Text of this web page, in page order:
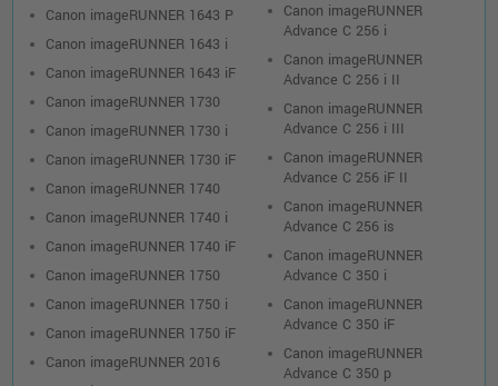
Canon imageRUNNER 1643 P
Canon imageRUNNER 1643 i
Canon imageRUNNER 1643 iF
Canon imageRUNNER 1730
Canon imageRUNNER 1730 i
Canon imageRUNNER 1730 iF
Canon imageRUNNER 1740
Canon imageRUNNER 1740 i
Canon imageRUNNER 1740 iF
Canon imageRUNNER 1750
Canon imageRUNNER 1750 i
Canon imageRUNNER 1750 iF
Canon imageRUNNER 2016
Canon imageRUNNER
Advance C 256 i
Canon imageRUNNER
Advance C 256 i II
Canon imageRUNNER
Advance C 256 i III
Canon imageRUNNER
Advance C 256 iF II
Canon imageRUNNER
Advance C 256 is
Canon imageRUNNER
Advance C 350 i
Canon imageRUNNER
Advance C 350 iF
Canon imageRUNNER
Advance C 350 p